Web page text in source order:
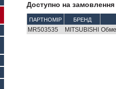
Доступно на
ПАРТНОМІР БРЕНД
MR503535 MITSUBISHI